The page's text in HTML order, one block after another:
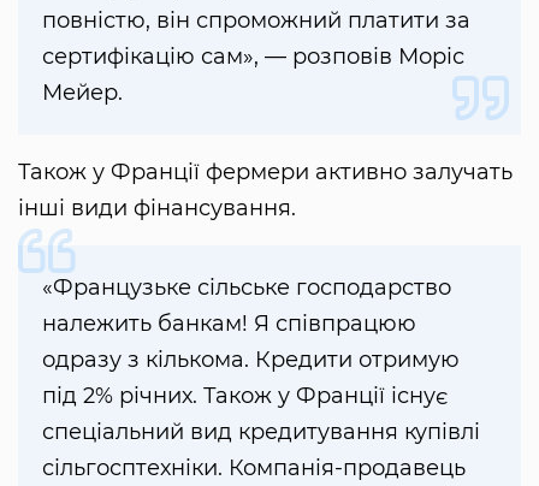
повністю, він спроможний платити за
сертифікацію сам», — розповів Моріс
Мейер.
Також у Франції фермери активно залучать
інші види фінансування.
«Французьке сільське господарство
належить банкам! Я співпрацюю
одразу з кількома. Кредити отримую
під 2% річних. Також у Франції існує
спеціальний вид кредитування купівлі
сільгосптехніки. Компанія-продавець